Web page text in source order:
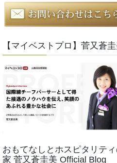
【マイベストプロ】菅又蒼
おもてなしとホスピタリテ
家 菅又蒼圭美 Official Blog